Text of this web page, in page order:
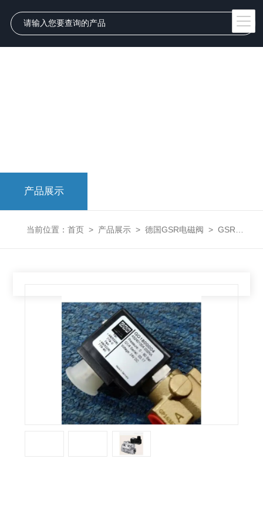
产品展示
当前位置： 首页 > 产品展示 > 德国GSR电磁阀 > GSR电磁阀